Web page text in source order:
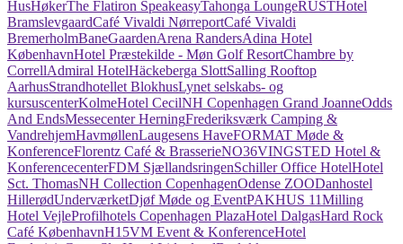
HusHøkerThe Flatiron SpeakeasyTahonga LoungeRUSTHotel
BramslevgaardCafé Vivaldi NørreportCafé Vivaldi
BremerholmBaneGaardenArena RandersAdina Hotel
KøbenhavnHotel Præstekilde - Møn Golf ResortChambre by
CorrellAdmiral HotelHäckeberga SlottSalling Rooftop
AarhusStrandhotellet BlokhusLynet selskabs- og
kursuscenterKolmeHotel CecilNH Copenhagen Grand JoanneOdds
And EndsMessecenter HerningFrederiksværk Camping &
VandrehjemHavmøllenLaugesens HaveFORMAT Møde &
KonferenceFlorentz Café & BrasserieNO36VINGSTED Hotel &
KonferencecenterFDM SjællandsringenSchiller Office HotelHotel
Sct. ThomasNH Collection CopenhagenOdense ZOODanhostel
HillerødUnderværketDjøf Møde og EventPAKHUS 11Milling
Hotel VejleProfilhotels Copenhagen PlazaHotel DalgasHard Rock
Café KøbenhavnH15VM Event & KonferenceHotel